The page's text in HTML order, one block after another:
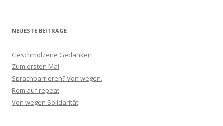
NEUESTE BEITRÄGE
Geschmolzene Gedanken
Zum ersten Mal
Sprachbarrieren? Von wegen.
Rom auf repeat
Von wegen Solidarität